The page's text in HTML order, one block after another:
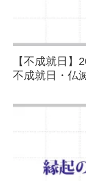
【不成就日】
不成就日・仏